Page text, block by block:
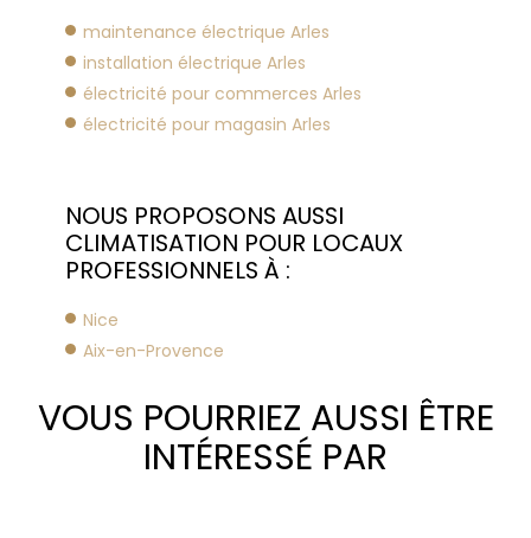
maintenance électrique Arles
installation électrique Arles
électricité pour commerces Arles
électricité pour magasin Arles
NOUS PROPOSONS AUSSI
CLIMATISATION POUR LOCAUX
PROFESSIONNELS À :
Nice
Aix-en-Provence
VOUS POURRIEZ AUSSI ÊTRE
INTÉRESSÉ PAR